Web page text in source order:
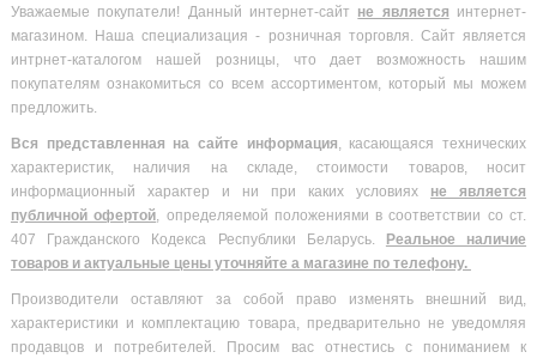
Уважаемые покупатели! Данный интернет-сайт не является интернет-
магазином. Наша специализация - розничная торговля. Сайт является
интрнет-каталогом нашей розницы, что дает возможность нашим
покупателям ознакомиться со всем ассортиментом, который мы можем
предложить.
Вся представленная на сайте информация , касающаяся технических
характеристик, наличия на складе, стоимости товаров, носит
информационный характер и ни при каких условиях не является
публичной офертой , определяемой положениями в соответствии со ст.
407 Гражданского Кодекса Республики Беларусь. Реальное наличие
товаров и актуальные цены уточняйте а магазине по телефону.
Производители оставляют за собой право изменять внешний вид,
характеристики и комплектацию товара, предварительно не уведомляя
продавцов и потребителей. Просим вас отнестись с пониманием к